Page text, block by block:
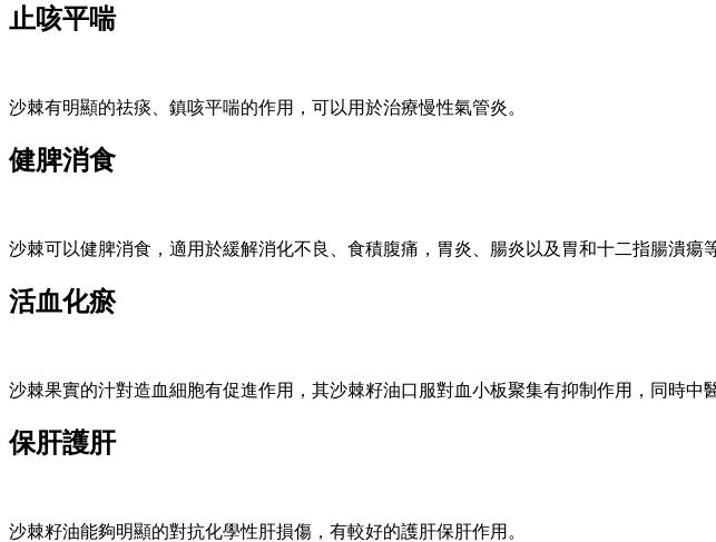
止咳平喘
沙棘有明顯的祛痰、鎮咳平喘的作用，可以用於治療慢性氣管炎。
健脾消食
沙棘可以健脾消食，適用於緩解消化不良、食積腹痛，胃炎、腸炎以及胃和十二指腸潰瘍
活血化瘀
沙棘果實的汁對造血細胞有促進作用，其沙棘籽油口服對血小板聚集有抑制作用，同時
保肝護肝
沙棘籽油能夠明顯的對抗化學性肝損傷，有較好的護肝保肝作用。